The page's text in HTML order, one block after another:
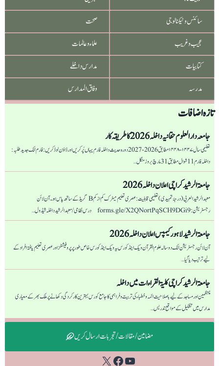
صاحب
سائنس و ٹیکنالوجی
صحت
عجیب و غریب
علماء و عالمات
کتابیات
مدارس داخلے
مدرسہ
وفاق المدارس
تازہ اضافات
جامعہ دار العلوم حقانیہ داخلہ 2026 کا طریقہ کار
تعلیمی سال ۱۴۴۷-۱۴۴۸ مطابق 2026-2027 دورہ حدیث داخلہ فارم یہاں پُر کریں اور ڈاؤن لوڈ کریں: فارم لنک جدید طلبہ :
داخلہ فارم 11 شوال مطابق 31 مارچ بروز منگل…
جامعۃ الرشید کراچی اعلان داخلہ 2026
معہد الرشید العربی (درجۂ تمہیدی) تعلیمی قابلیت: عصری تعلیم میٹرک کم از کم B گریڈ کے ساتھ پاس ہو۔ آن لائن
رجسٹریشن: forms.gle/X2QNortPqSCH9DGi9 درس نظامی/ معہد الرشید داخلہ شیڈول…
جامعۃ الرشید لاہور کیمپس اعلان داخلہ 2026
آن لائن رجسٹریشن لنک دو سالہ علوم القرآن ویک اینڈ کورس یہ ویک اینڈ کورس خاص طور پر پروفیشنلز اور عصری تعلیم یافتہ افراد کے
لیے ترتیب دیا گیا…
جامعۃ الرشید کراچی كليۃ القراءات میں داخلہ
منتظمین اور مساجد کے لیے باصلاحیت ائمہ و خطباء کی تربیت و فراہمی کا جامع کورس بہترین کارکردگی دکھانے پر ملک بھر کے معیاری
مدارس میں تشکیل کے مواقع تدریس…
مضامین / مقالات / تجربات ارسال کریں
YouTube
Facebook
X